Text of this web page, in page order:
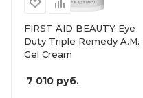
FIRST AID BEAUTY Eye
Duty Triple Remedy A.M.
Gel Cream
7 010 руб.